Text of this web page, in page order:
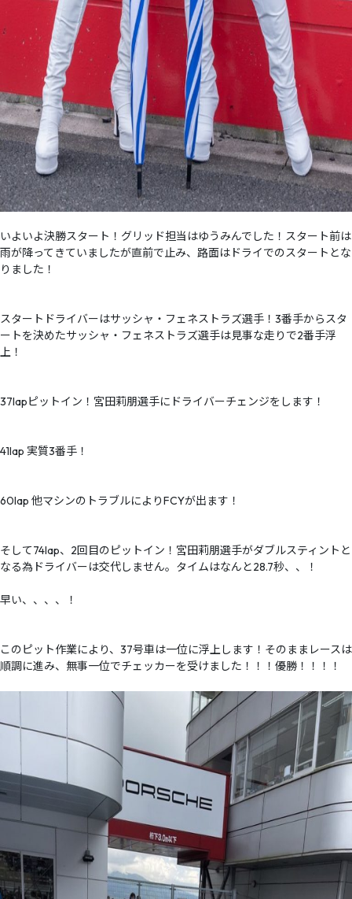
いよいよ決勝スタート！グリッド担当はゆうみんでした！スタート前は
雨が降ってきていましたが直前で止み、路面はドライでのスタートとな
りました！
スタートドライバーはサッシャ・フェネストラズ選手！3番手からスタ
ートを決めたサッシャ・フェネストラズ選手は見事な走りで2番手浮
上！
37lapピットイン！宮田莉朋選手にドライバーチェンジをします！
41lap 実質3番手！
60lap 他マシンのトラブルによりFCYが出ます！
そして74lap、2回目のピットイン！宮田莉朋選手がダブルスティントと
なる為ドライバーは交代しません。タイムはなんと28.7秒、、！
早い、、、、！
このピット作業により、37号車は一位に浮上します！そのままレースは
順調に進み、無事一位でチェッカーを受けました！！！優勝！！！！